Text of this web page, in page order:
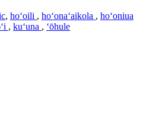
, hoʻoili , hoʻonaʻaikola , hoʻoniua
, kuʻuna , ʻōhule